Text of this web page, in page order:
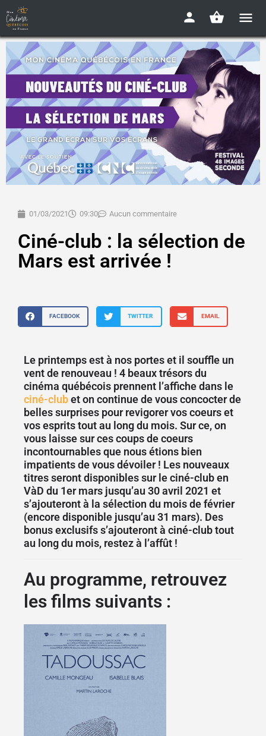
01/03/2021 09:30 Aucun commentaire
Ciné-club : la sélection de
Mars est arrivée !
FACEBOOK TWITTER EMAIL
Le printemps est à nos portes et il souffle un
vent de renouveau ! 4 beaux trésors du
cinéma québécois prennent l’affiche dans le
ciné-clubet on continue de vous concocter de
belles surprises pour revigorer vos coeurs et
vos esprits tout au long du mois. Sur ce, on
vous laisse sur ces coups de coeurs
incontournables que nous étions bien
impatients de vous dévoiler ! Les nouveaux
titres seront disponibles sur le ciné-club en
VàD du 1er mars jusqu’au 30 avril 2021 et
s’ajouteront à la sélection du mois de février
(encore disponible jusqu’au 31 mars). Des
bonus exclusifs s’ajouteront à ciné-club tout
au long du mois, restez à l’affût !
Au programme, retrouvez
les films suivants :